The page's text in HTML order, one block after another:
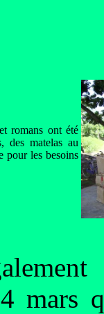
romans ont été
des matelas au
pour les besoins
mars